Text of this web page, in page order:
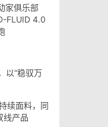
家俱乐部
FLUID 4.0
以“稳驭万
续面料，同
线产品